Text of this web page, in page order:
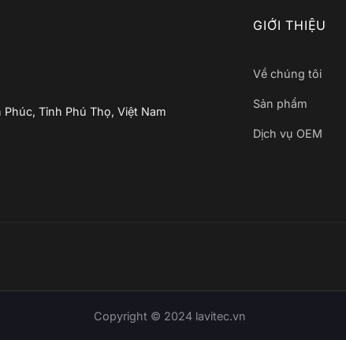
Tỉnh Phú Thọ, Việt Nam
GIỚI THIỆU
Về chúng tôi
Sản phẩm
Dịch vụ OEM
Copyright © 2024 lavitec.vn